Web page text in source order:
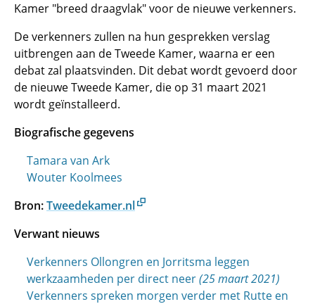
Kamer "breed draagvlak" voor de nieuwe verkenners.
De verkenners zullen na hun gesprekken verslag
uitbrengen aan de Tweede Kamer, waarna er een
debat zal plaatsvinden. Dit debat wordt gevoerd door
de nieuwe Tweede Kamer, die op 31 maart 2021
wordt geïnstalleerd.
Biografische gegevens
Tamara van Ark
Wouter Koolmees
Bron:Tweedekamer.nl
Verwant nieuws
Verkenners Ollongren en Jorritsma leggen
werkzaamheden per direct neer(25 maart 2021)
Verkenners spreken morgen verder met Rutte en